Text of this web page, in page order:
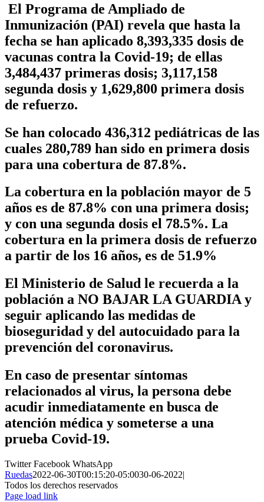
El Programa de Ampliado de
Inmunización (PAI) revela que hasta la
fecha se han aplicado 8,393,335 dosis de
vacunas contra la Covid-19; de ellas
3,484,437 primeras dosis; 3,117,158
segunda dosis y 1,629,800 primera dosis
de refuerzo.
Se han colocado 436,312 pediátricas de las
cuales 280,789 han sido en primera dosis
para una cobertura de 87.8%.
La cobertura en la población mayor de 5
años es de 87.8% con una primera dosis;
y con una segunda dosis el 78.5%. La
cobertura en la primera dosis de refuerzo
a partir de los 16 años, es de 51.9%
El Ministerio de Salud le recuerda a la
población a NO BAJAR LA GUARDIA y
seguir aplicando las medidas de
bioseguridad y del autocuidado para la
prevención del coronavirus.
En caso de presentar síntomas
relacionados al virus, la persona debe
acudir inmediatamente en busca de
atención médica y someterse a una
prueba Covid-19.
TwitterFacebook WhatsApp
Ruedas2022-06-30T00:15:20-05:0030-06-2022|
Todos los derechos reservados
Page load link